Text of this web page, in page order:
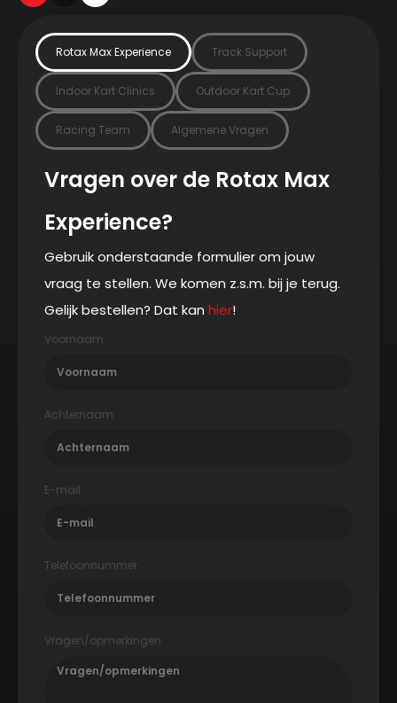
Rotax Max Experience Track Support
Indoor Kart Clinics Outdoor Kart Cup
Racing Team Algemene Vragen
Vragen over de Rotax Max
Experience?
Gebruik onderstaande formulier om jouw
vraag te stellen. We komen z.s.m. bij je terug.
Gelijk bestellen? Dat kan hier!
Voornaam
Achternaam
E-mail
Telefoonnummer
Vragen/opmerkingen